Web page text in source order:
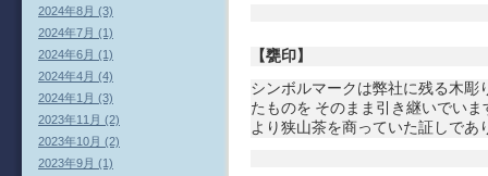
【甕印】
シンボルマークは弊社に残る木
たものを そのまま引き継いでい
より狭山茶を商っていた証しで
2024年8月 (3)
2024年7月 (1)
2024年6月 (1)
2024年4月 (4)
2024年1月 (3)
2023年11月 (2)
2023年10月 (2)
2023年9月 (1)